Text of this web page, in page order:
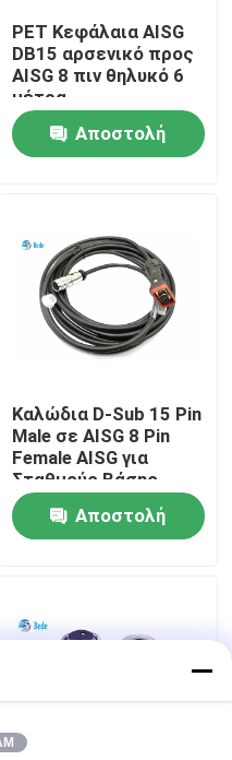
ΡΕΤ Κεφάλαια AISG
DB15 αρσενικό προς
AISG 8 πιν θηλυκό 6
μέτρα
Αποστολή
Καλώδια D-Sub 15 Pin
Male σε AISG 8 Pin
Female AISG για
Σταθμούς Βάσης
Κεραίας
Αποστολή